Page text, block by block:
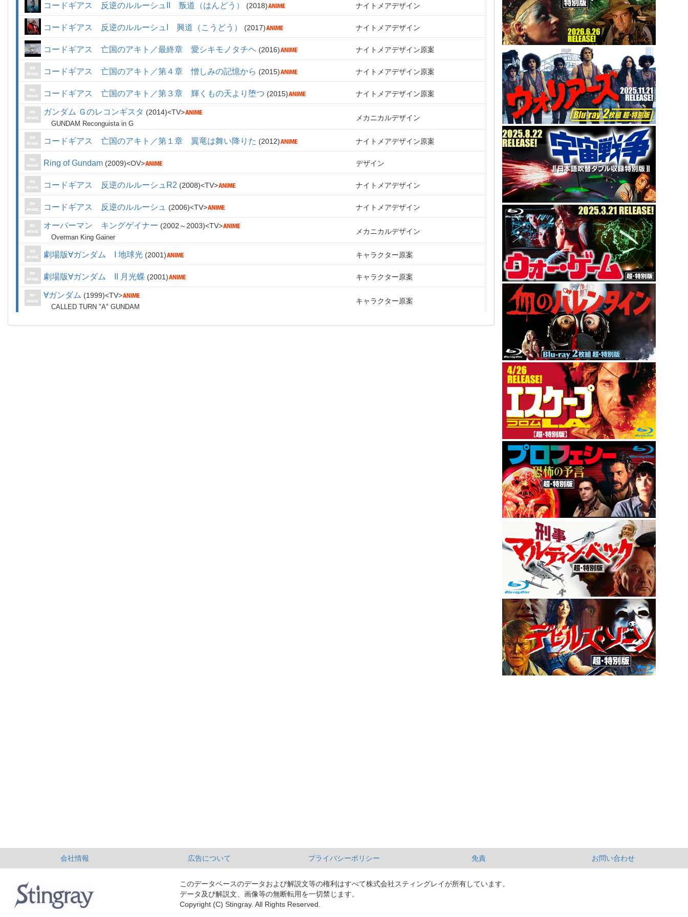
コードギアス 反逆のルルーシュII 叛道（はんどう） 2018 ナイトメアデザイン
コードギアス 反逆のルルーシュI 興道（こうどう） 2017 ナイトメアデザイン
コードギアス 亡国のアキト／最終章 愛シキモノタチヘ 2016 ナイトメアデザイン原案
コードギアス 亡国のアキト／第４章 憎しみの記憶から 2015 ナイトメアデザイン原案
コードギアス 亡国のアキト／第３章 輝くもの天より堕つ 2015 ナイトメアデザイン原案
ガンダム Ｇのレコンギスタ 2014 TV
GUNDAM Reconguista in G
メカニカルデザイン
コードギアス 亡国のアキト／第１章 翼竜は舞い降りた 2012 ナイトメアデザイン原案
Ring of Gundam 2009 OV デザイン
コードギアス 反逆のルルーシュR2 2008 TV ナイトメアデザイン
コードギアス 反逆のルルーシュ 2006 TV ナイトメアデザイン
オーバーマン キングゲイナー 2002～2003 TV
Overman King Gainer
メカニカルデザイン
劇場版∀ガンダム I 地球光 2001 キャラクター原案
劇場版∀ガンダム II 月光蝶 2001 キャラクター原案
∀ガンダム 1999 TV
CALLED TURN "A" GUNDAM
キャラクター原案
会社情報 広告について プライバシーポリシー 免責 お問い合わせ
このデータベースのデータおよび解説文等の権利はすべて株式会社スティングレイが所有しています。
データ及び解説文、画像等の無断転用を一切禁じます。
Copyright (C) Stingray. All Rights Reserved.